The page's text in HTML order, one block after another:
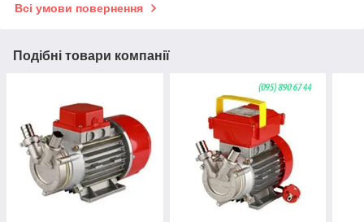
Всі умови повернення
Подібні товари компанії